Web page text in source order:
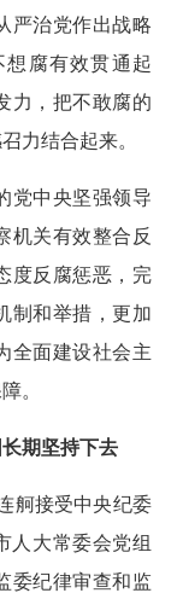
严治党作出战略
腐有效贯通起
力，把不敢腐的
力结合起来。
党中央坚强领导
机关有效整合反
度反腐惩恶，完
制和举措，更加
全面建设社会主
。
期坚持下去
舸接受中央纪委
人大常委会党组
委纪律审查和监